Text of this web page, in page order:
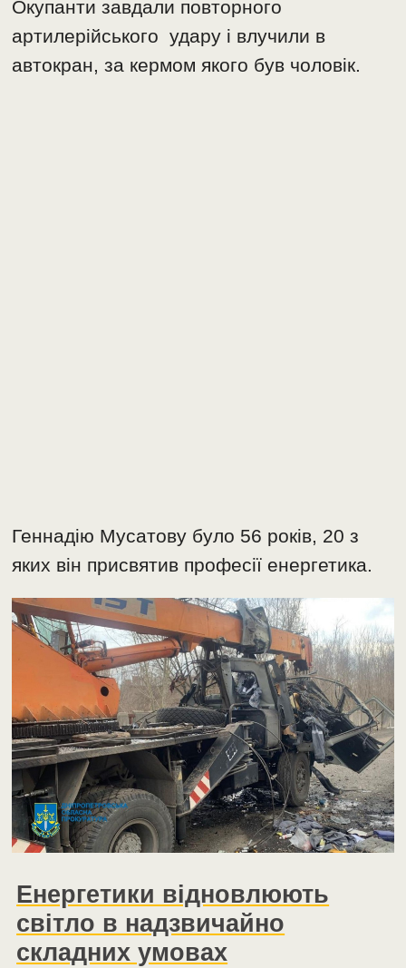
Окупанти завдали повторного
артилерійського удару і влучили в
автокран, за кермом якого був чоловік.
Геннадію Мусатову було 56 років, 20 з
яких він присвятив професії енергетика.
Енергетики відновлюють
світло в надзвичайно
складних умовах